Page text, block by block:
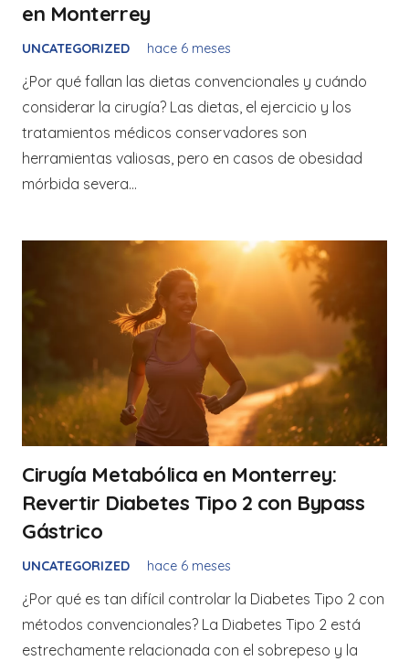
en Monterrey
UNCATEGORIZED hace 6 meses
¿Por qué fallan las dietas convencionales y cuándo
considerar la cirugía? Las dietas, el ejercicio y los
tratamientos médicos conservadores son
herramientas valiosas, pero en casos de obesidad
mórbida severa…
Cirugía Metabólica en Monterrey:
Revertir Diabetes Tipo 2 con Bypass
Gástrico
UNCATEGORIZED hace 6 meses
¿Por qué es tan difícil controlar la Diabetes Tipo 2 con
métodos convencionales? La Diabetes Tipo 2 está
estrechamente relacionada con el sobrepeso y la